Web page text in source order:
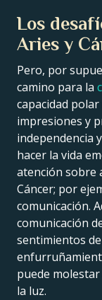
Los
Aries y
Pero, por
camino para la
capacidad
impresiones y
independencia
hacer la vida
atención sobre
Cáncer; por
comunicación.
comunicación
sentimientos de
puede molestar
la luz.